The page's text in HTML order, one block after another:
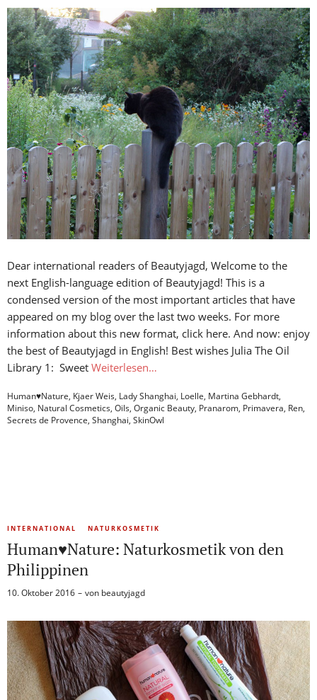
Dear international readers of Beautyjagd, Welcome to the
next English-language edition of Beautyjagd! This is a
condensed version of the most important articles that have
appeared on my blog over the last two weeks. For more
information about this new format, click here. And now: enjoy
the best of Beautyjagd in English! Best wishes Julia The Oil
Library 1: Sweet Weiterlesen…
Human♥Nature, Kjaer Weis, Lady Shanghai, Loelle, Martina Gebhardt,
Miniso, Natural Cosmetics, Oils, Organic Beauty, Pranarom, Primavera, Ren,
Secrets de Provence, Shanghai, SkinOwl
INTERNATIONAL NATURKOSMETIK
Human♥Nature: Naturkosmetik von den
Philippinen
10. Oktober 2016 von beautyjagd